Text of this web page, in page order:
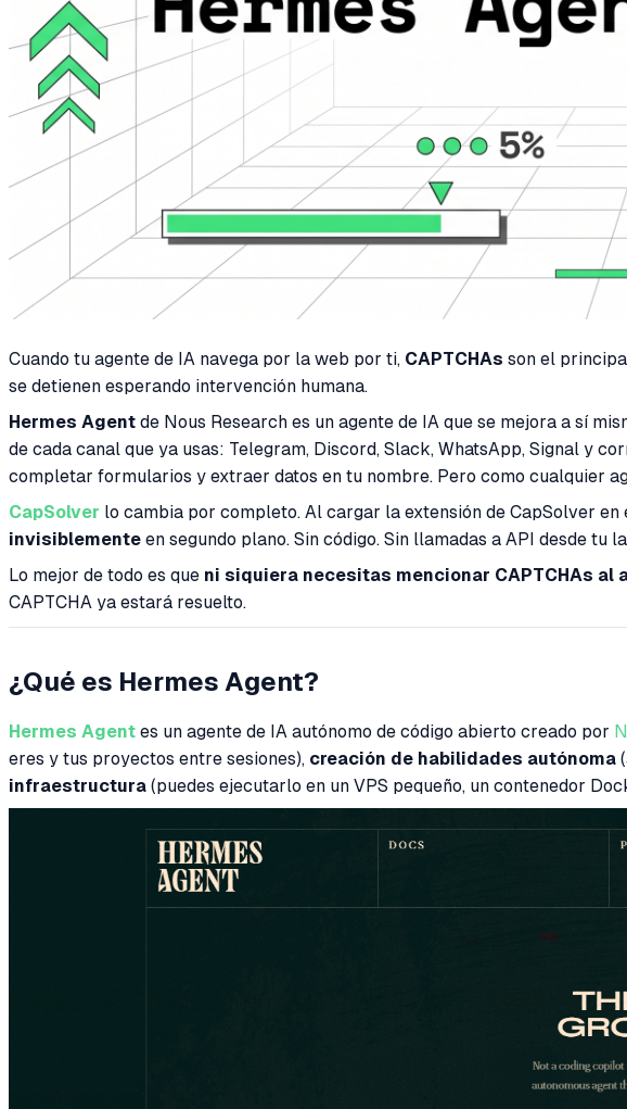
Cuando tu agente de IA navega por la web por ti, CAPTCHAs son el
se detienen esperando intervención humana.
Hermes Agent de Nous Research es un agente de IA que se mejora a sí
de cada canal que ya usas: Telegram, Discord, Slack, WhatsApp, Signal y
completar formularios y extraer datos en tu nombre. Pero como cualquier
CapSolver lo cambia por completo. Al cargar la extensión de CapSolver
invisiblemente en segundo plano. Sin código. Sin llamadas a API desde tu
Lo mejor de todo es que ni siquiera necesitas mencionar CAPTCHAs al
CAPTCHA ya estará resuelto.
¿Qué es Hermes Agent?
Hermes Agent es un agente de IA autónomo de código abierto creado por
eres y tus proyectos entre sesiones), creación de habilidades autónoma
infraestructura (puedes ejecutarlo en un VPS pequeño, un contenedor